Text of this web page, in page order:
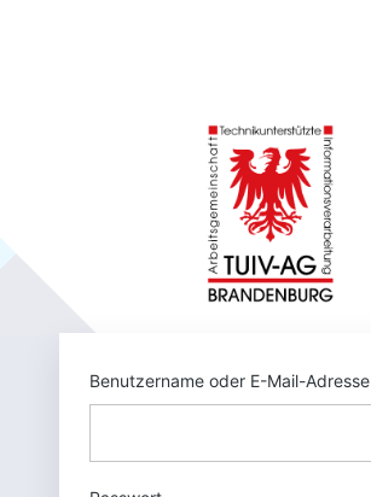
Benutzername oder E-Mail-Adresse